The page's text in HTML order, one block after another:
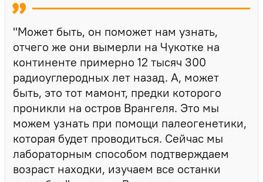
"Может быть, он поможет нам узнать,
отчего же они вымерли на Чукотке на
континенте примерно 12 тысяч 300
радиоуглеродных лет назад. А, может
быть, это тот мамонт, предки которого
проникли на остров Врангеля. Это мы
можем узнать при помощи палеогенетики,
которая будет проводиться. Сейчас мы
лабораторным способом подтверждаем
возраст находки, изучаем все останки